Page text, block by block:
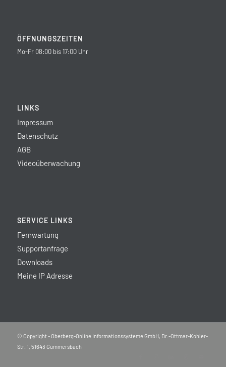
ÖFFNUNGSZEITEN
Mo-Fr 08:00 bis 17:00 Uhr
LINKS
Impressum
Datenschutz
AGB
Videoüberwachung
SERVICE LINKS
Fernwartung
Supportanfrage
Downloads
Meine IP Adresse
© Copyright - Oberberg-Online Informationssysteme GmbH, Dr.-Ottmar-Kohler-
Str. 1, 51643 Gummersbach